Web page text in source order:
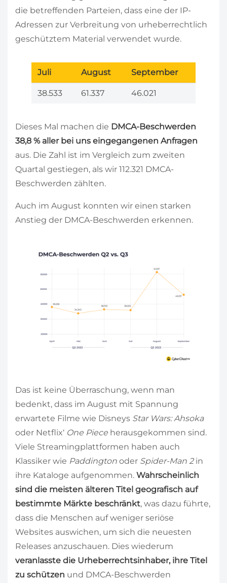
die betreffenden Parteien, dass eine der IP-
Adressen zur Verbreitung von urheberrechtlich
geschütztem Material verwendet wurde.
Juli August September
38.533 61.337 46.021
Dieses Mal machen die DMCA-Beschwerden
38,8 % aller bei uns eingegangenen Anfragen
aus. Die Zahl ist im Vergleich zum zweiten
Quartal gestiegen, als wir 112.321 DMCA-
Beschwerden zählten.
Auch im August konnten wir einen starken
Anstieg der DMCA-Beschwerden erkennen.
Das ist keine Überraschung, wenn man
bedenkt, dass im August mit Spannung
erwartete Filme wie Disneys Star Wars: Ahsoka
oder Netflix‘ One Piece herausgekommen sind.
Viele Streamingplattformen haben auch
Klassiker wie Paddington oder Spider-Man 2in
ihre Kataloge aufgenommen. Wahrscheinlich
sind die meisten älteren Titel geografisch auf
bestimmte Märkte beschränkt, was dazu führte,
dass die Menschen auf weniger seriöse
Websites auswichen, um sich die neuesten
Releases anzuschauen. Dies wiederum
veranlasste die Urheberrechtsinhaber, ihre Titel
zu schützen und DMCA-Beschwerden